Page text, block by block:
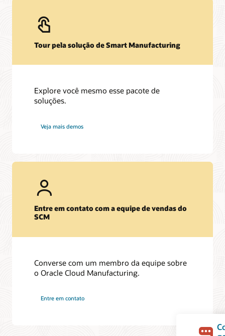
Tour pela solução de Smart Manufacturing
Explore você mesmo esse pacote de
soluções.
Veja mais demos
Entre em contato com a equipe de vendas do
SCM
Converse com um membro da equipe sobre
o Oracle Cloud Manufacturing.
Entre em contato